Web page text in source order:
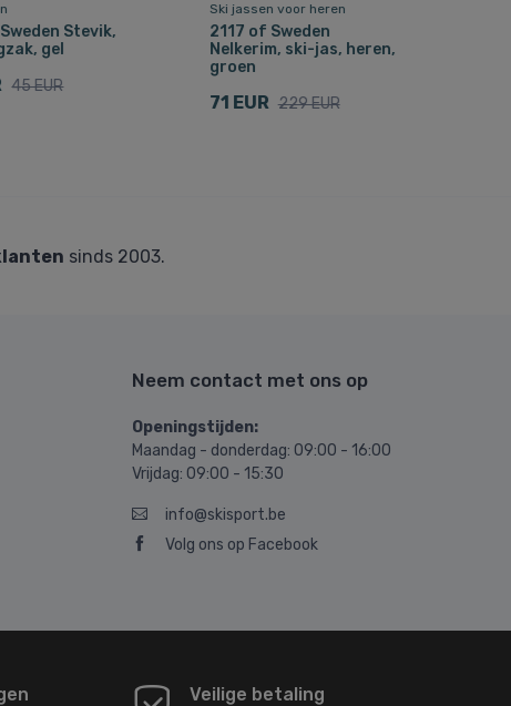
Stevik,
gel
45 EUR
Ski jassen voor heren
2117 of Sweden
Nelkerim, ski-jas, heren,
groen
71 EUR 229 EUR
sinds 2003.
Neem contact met ons op
Openingstijden:
Maandag - donderdag: 09:00 - 16:00
Vrijdag: 09:00 - 15:30
info@skisport.be
Volg ons op Facebook
Veilige betaling